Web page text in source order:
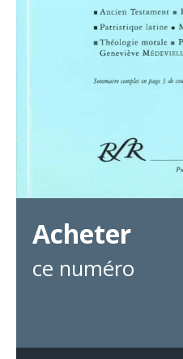
Acheter
ce numéro